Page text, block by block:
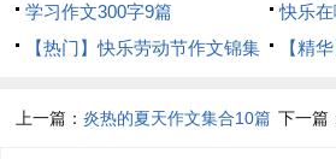
篇
学习作文300字9篇
快乐
【热门】快乐劳动节作文锦集
【精
上一篇：炎热的夏天作文集合10篇 下一篇